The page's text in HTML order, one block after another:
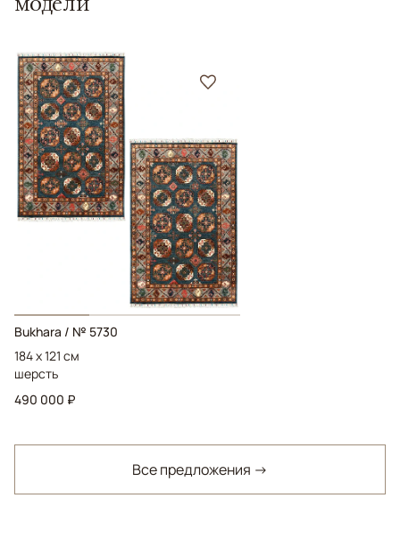
Bukhara / № 5730
184 x 121 см
шерсть
490 000 ₽
Все предложения →